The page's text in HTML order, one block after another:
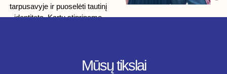
tarpusavyje ir puoselėti tautinį
identitetą. Kartu stipriname
Mūsų tikslai